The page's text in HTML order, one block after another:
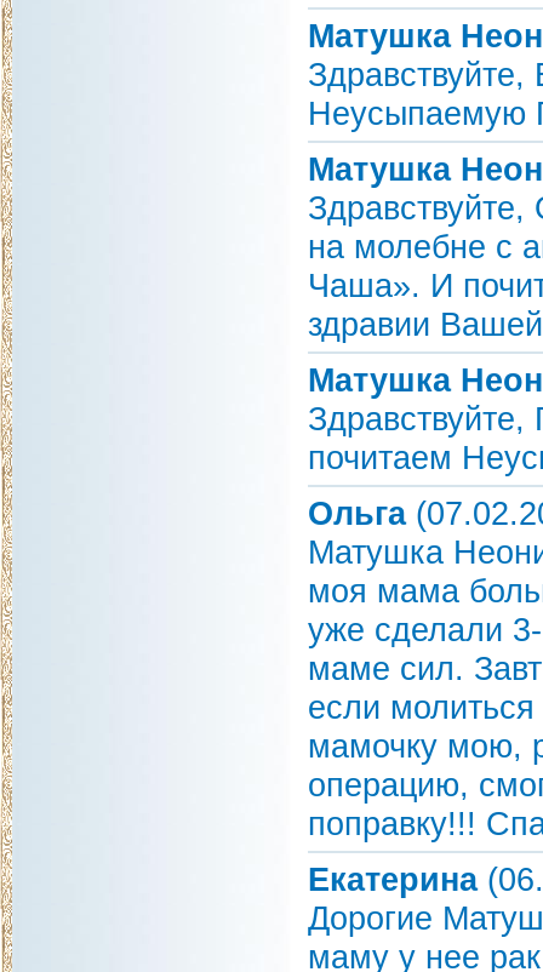
Матушка
Неусыпаемую
Матушка
на молебне с
Чаша». И
здравии
Матушка
почитаем
Ольга
Матушка
моя мама
уже сделали
маме сил.
если
мамочку мою,
операцию,
поправку!!!
Екатерина
Дорогие
маму у нее